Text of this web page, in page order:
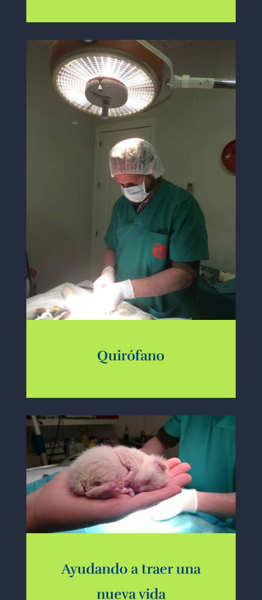
Quirófano
Ayudando a traer una
nueva vida